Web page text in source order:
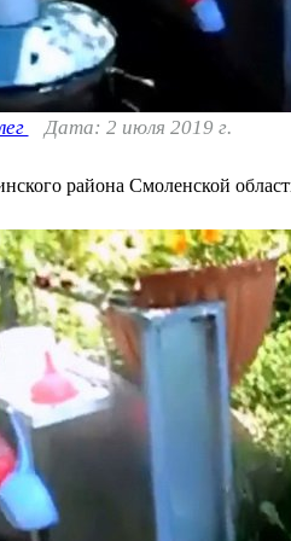
Дата: 2 июля 2019 г.
района Смоленской